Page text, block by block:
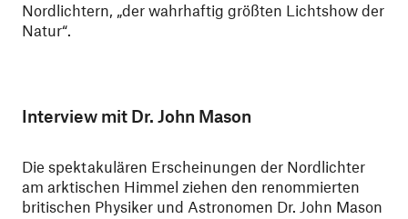
Nordlichtern, „der wahrhaftig größten Lichtshow der
Natur“.
Interview mit Dr. John Mason
Die spektakulären Erscheinungen der Nordlichter
am arktischen Himmel ziehen den renommierten
britischen Physiker und Astronomen Dr. John Mason